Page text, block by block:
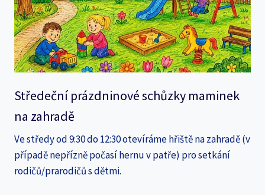
Středeční prázdninové schůzky maminek
na zahradě
Ve středy od 9:30 do 12:30 otevíráme hřiště na zahradě (v
případě nepřízně počasí hernu v patře) pro setkání
rodičů/prarodičů s dětmi.